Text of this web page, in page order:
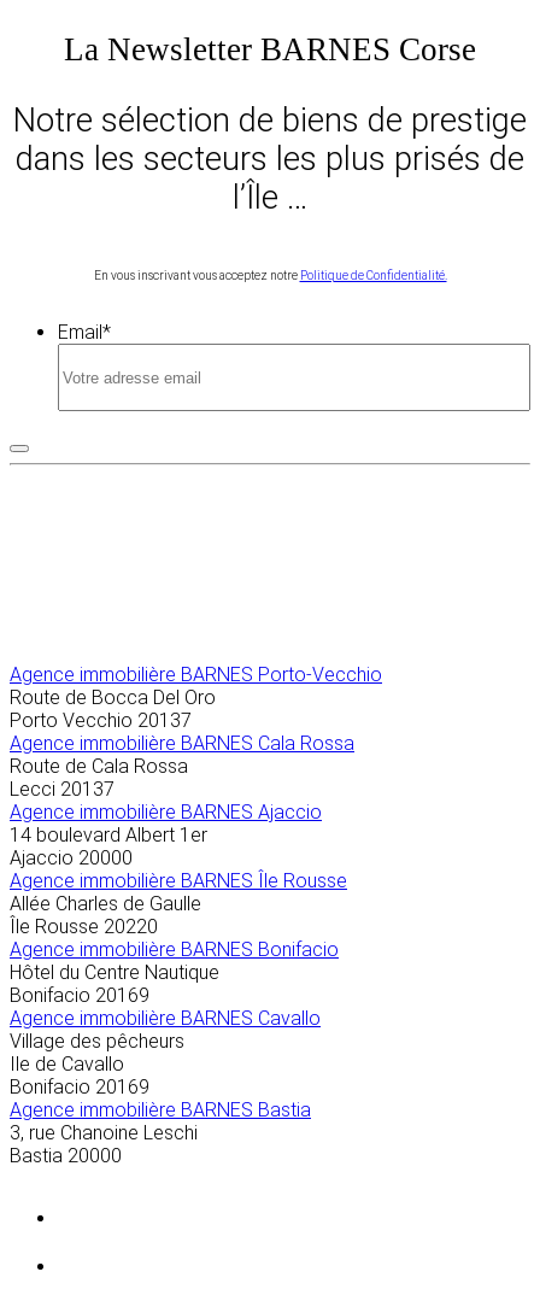
La Newsletter BARNES Corse
Notre sélection de biens de prestige
dans les secteurs les plus prisés de
l’Île …
En vous inscrivant vous acceptez notre Politique de Confidentialité.
Email*
Agence immobilière BARNES Porto-Vecchio
Route de Bocca Del Oro
Porto Vecchio 20137
Agence immobilière BARNES Cala Rossa
Route de Cala Rossa
Lecci 20137
Agence immobilière BARNES Ajaccio
14 boulevard Albert 1er
Ajaccio 20000
Agence immobilière BARNES Île Rousse
Allée Charles de Gaulle
Île Rousse 20220
Agence immobilière BARNES Bonifacio
Hôtel du Centre Nautique
Bonifacio 20169
Agence immobilière BARNES Cavallo
Village des pêcheurs
Ile de Cavallo
Bonifacio 20169
Agence immobilière BARNES Bastia
3, rue Chanoine Leschi
Bastia 20000